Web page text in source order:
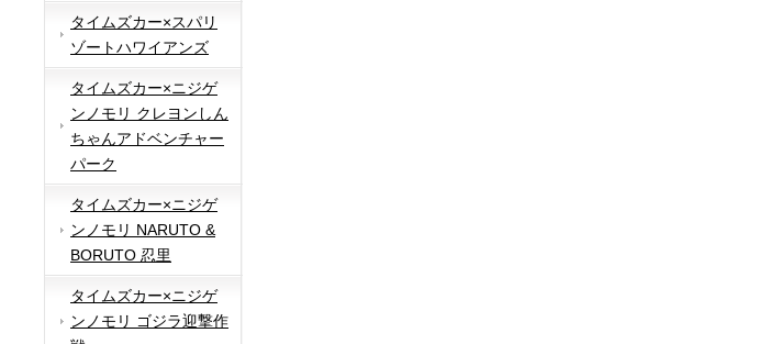
タイムズカー×スパリ
ゾートハワイアンズ
タイムズカー×ニジゲ
ンノモリ クレヨンしん
ちゃんアドベンチャー
パーク
タイムズカー×ニジゲ
ンノモリ NARUTO &
BORUTO 忍里
タイムズカー×ニジゲ
ンノモリ ゴジラ迎撃作